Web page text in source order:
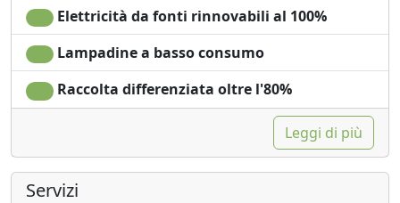
Elettricità da fonti rinnovabili al 100%
Lampadine a basso consumo
Raccolta differenziata oltre l'80%
Leggi di più
Servizi